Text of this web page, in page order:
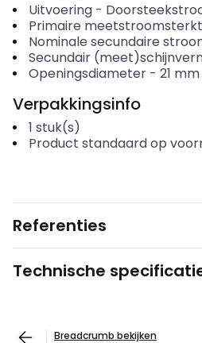
Uitvoering-
Primaire
Nominale secundaire
Secundair
Openingsdiameter- 21 mm
Verpakkingsinfo
1 stuk(s)
Product standaard op
Referenties
Technische
Breadcrumb bekijken